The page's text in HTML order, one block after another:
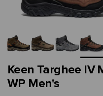
Keen Targhee IV
WP Men's